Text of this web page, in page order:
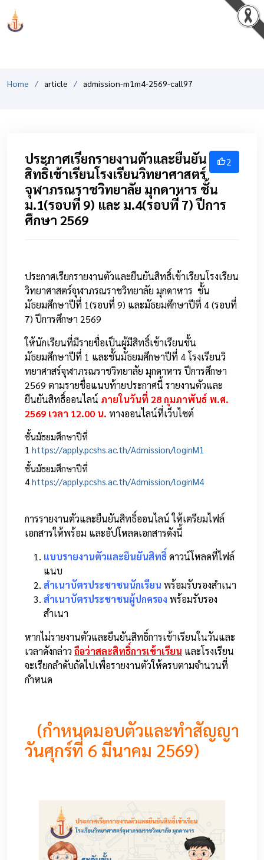
Home article admission-m1m4-2569-call97
2
ประกาศเรียกรายงานตัวและยืนยัน
สิทธิ์เข้าเรียนโรงเรียนวิทยาศาสตร์
จุฬาภรณราชวิทยาลัย มุกดาหาร ชั้น
ม.1(รอบที่ 9) และ ม.4(รอบที่ 7) ปีการ
ศึกษา 2569
ประกาศเรียกรายงานตัวและยืนยันสิทธิ์เข้าเรียนโรงเรียน
วิทยาศาสตร์จุฬาภรณราชวิทยาลัย มุกดาหาร ชั้น
มัธยมศึกษาปีที่ 1(รอบที่ 9) และมัธยมศึกษาปีที่ 4 (รอบที่
7) ปีการศึกษา 2569
ให้นักเรียนที่มีรายชื่อเป็นผู้มีสิทธิ์เข้าเรียนชั้น
มัธยมศึกษาปีที่ 1 และชั้นมัธยมศึกษาปีที่ 4 โรงเรียนวิ
ทยาศาสร์จุฬาภรณราชวิทยาลัย มุกดาหาร ปีการศึกษา
2569 ตามรายชื่อแนบท้ายประกาศนี้ รายงานตัวและ
ยืนยันสิทธิ์ออนไลน์ ภายในวันที่ 28 กุมภาพันธ์ พ.ศ.
2569 เวลา 12.00 น. ทางออนไลน์ที่เว็บไซต์
ชั้นมัธยมศึกษาปีที่
1 https://apply.pcshs.ac.th/Admission/loginM1
ชั้นมัธยมศึกษาปีที่
4 https://apply.pcshs.ac.th/Admission/loginM4
การรายงานตัวและยืนยันสิทธิ์ออนไลน์ ให้เตรียมไฟล์
เอกสารให้พร้อม และอัปโหลดเอกสารดังนี้
แบบรายงานตัวและยืนยันสิทธิ์ดาวน์โหลดที่ไฟล์
แนบ
สำเนาบัตรประชาชนนักเรียน พร้อมรับรองสำเนา
สำเนาบัตรประชาชนผู้ปกครอง พร้อมรับรอง
สำเนา
หากไม่รายงานตัวและยืนยันสิทธิ์การเข้าเรียนในวันและ
เวลาดังกล่าว ถือว่าสละสิทธิ์การเข้าเรียน และโรงเรียน
จะเรียกลำดับถัดไปเพื่อรายงานตัวให้ครบตามจำนวนที่
กำหนด
(กำหนดมอบตัวและทำสัญญา
วันศุกร์ที่ 6 มีนาคม 2569)